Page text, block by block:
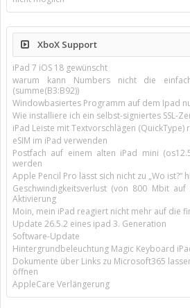
XboX Support
iPad 7 iOS 18 gewünscht
warum kann Numbers nicht die
(summe(B3:B92))
Windowbasiertes Programm auf dem Ipad
Wie installiere ich ein selbst-signiertes SSL-
iPad Leiste mit Textvorschlägen (QuickType)
eSIM im iPad verwenden
Postfach auf einem alten iPad mini
werden
Apple Pencil Pro lässt sich nicht zu „Wo ist?“
Geschwindigkeitsverlust (von 800 Mbit
Aktivierung
Moin, mein iPad reagiert nicht mehr auf die
Update 26.5.2 eines ipad 3. Generation
Software-Update
Hintergrundbeleuchtung Magic Keyboard
Dokumente über Links zu Microsoft365
öffnen
AppleCare Verlängerung